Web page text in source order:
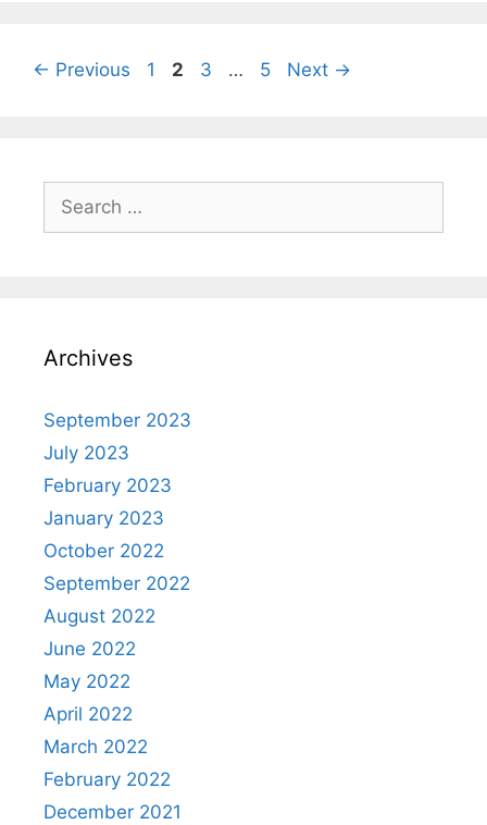
← Previous 1 2 3 … 5 Next →
Archives
September 2023
July 2023
February 2023
January 2023
October 2022
September 2022
August 2022
June 2022
May 2022
April 2022
March 2022
February 2022
December 2021